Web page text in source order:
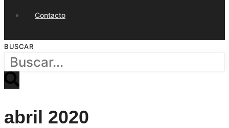
Contacto
BUSCAR
abril 2020